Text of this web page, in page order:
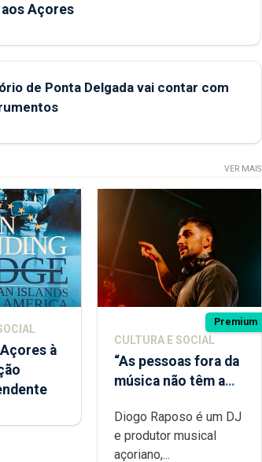
aos Açores
de Ponta Delgada vai contar com
VER MAIS
à
Premium
CULTURA E SOCIAL
“As pessoas fora da
música não têm a
difícil é produzir
uma música”
Diogo Raposo é um DJ
e produtor musical
açoriano,...